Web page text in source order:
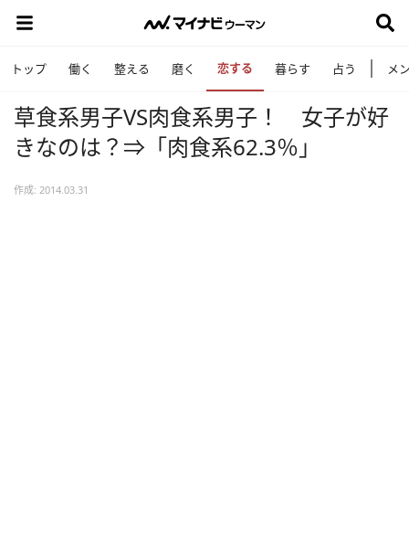
トップ 働く 整える 磨く 恋する 暮らす 占う メ
草食系男子VS肉食系男子！ 女子が好
きなのは？⇒「肉食系62.3％」
作成: 2014.03.31